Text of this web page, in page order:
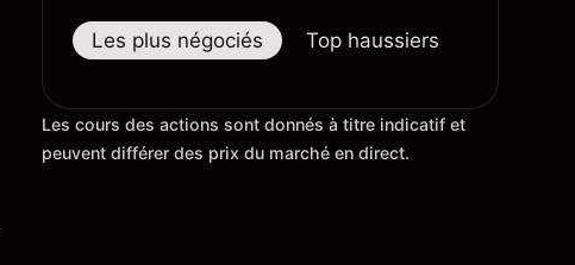
Les plus négociés Top haussiers
Les cours des actions sont donnés à titre indicatif et
peuvent différer des prix du marché en direct.